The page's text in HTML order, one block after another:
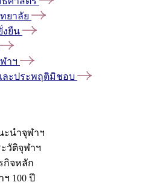
ยาลัย
งยืน
าฯ
ละประพฤติมิชอบ
ะนำจุฬาฯ
วัติจุฬาฯ
กิจหลัก
ฯ 100 ปี